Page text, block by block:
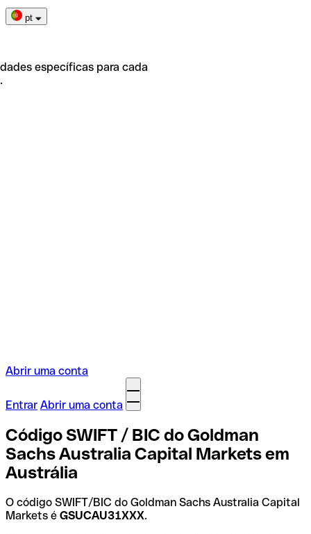
pt
específicas para cada
Abrir uma conta
Entrar Abrir uma conta
Código SWIFT / BIC do Goldman
Sachs Australia Capital Markets em
Austrália
O código SWIFT/BIC do Goldman Sachs Australia Capital
Markets é GSUCAU31XXX.